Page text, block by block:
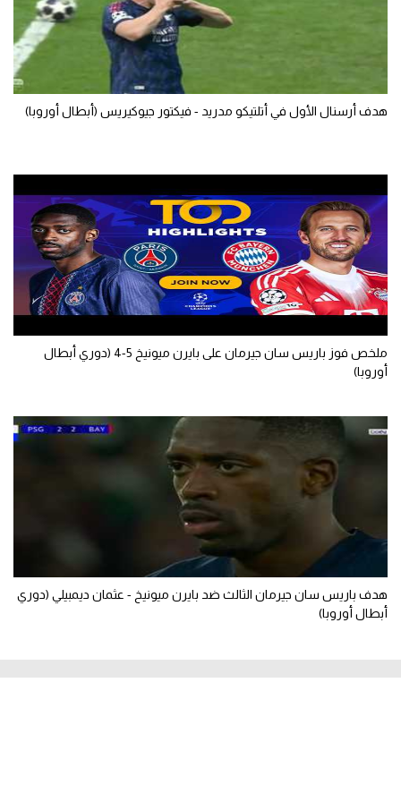
هدف أرسنال الأول في أتلتيكو مدريد - فيكتور جيوكيريس (أبطال أوروبا)
ملخص فوز باريس سان جيرمان على بايرن ميونيخ 5-4 (دوري أبطال
أوروبا)
هدف باريس سان جيرمان الثالث ضد بايرن ميونيخ - عثمان ديمبيلي (دوري
أبطال أوروبا)